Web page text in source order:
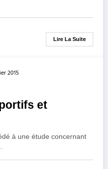
Lire La Suite
et
à une étude concernant